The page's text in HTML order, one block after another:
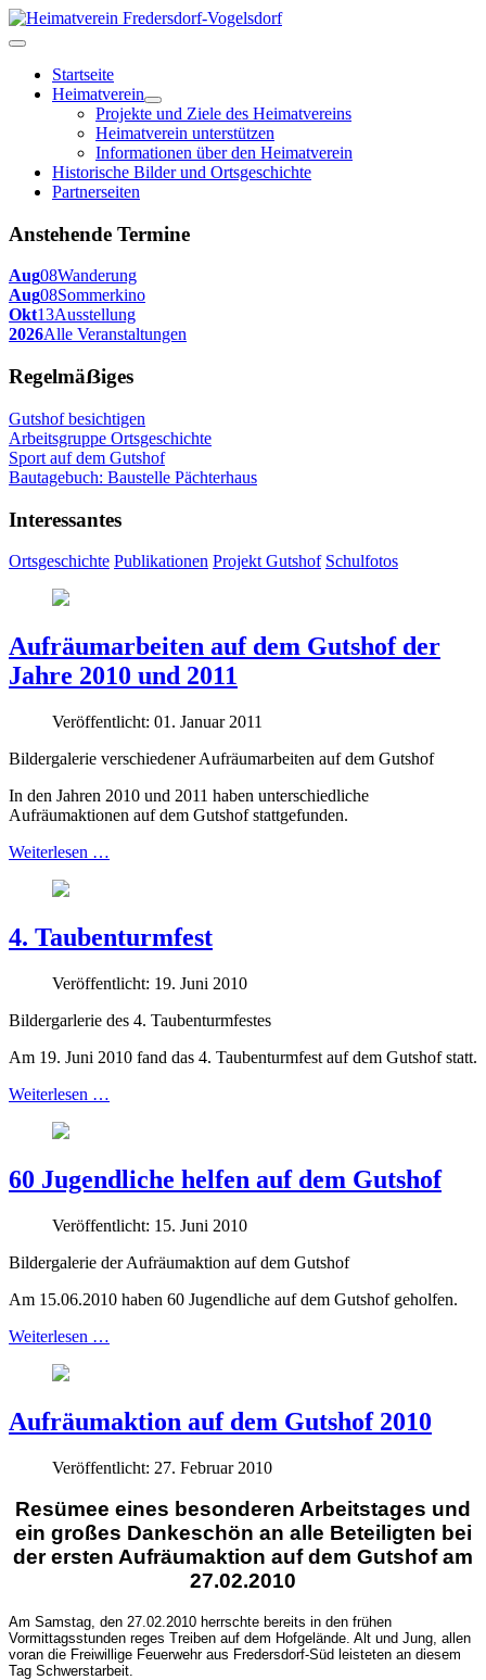
Startseite
Heimatverein
Projekte und Ziele des Heimatvereins
Heimatverein unterstützen
Informationen über den Heimatverein
Historische Bilder und Ortsgeschichte
Partnerseiten
Anstehende Termine
Aug08Wanderung
Aug08Sommerkino
Okt13Ausstellung
2026Alle Veranstaltungen
Regelmäẞiges
Gutshof besichtigen
Arbeitsgruppe Ortsgeschichte
Sport auf dem Gutshof
Bautagebuch: Baustelle Pächterhaus
Interessantes
Ortsgeschichte Publikationen Projekt Gutshof Schulfotos
Aufräumarbeiten auf dem Gutshof der
Jahre 2010 und 2011
Veröffentlicht: 01. Januar 2011
Bildergalerie verschiedener Aufräumarbeiten auf dem Gutshof
In den Jahren 2010 und 2011 haben unterschiedliche
Aufräumaktionen auf dem Gutshof stattgefunden.
Weiterlesen …
4. Taubenturmfest
Veröffentlicht: 19. Juni 2010
Bildergarlerie des 4. Taubenturmfestes
Am 19. Juni 2010 fand das 4. Taubenturmfest auf dem Gutshof statt.
Weiterlesen …
60 Jugendliche helfen auf dem Gutshof
Veröffentlicht: 15. Juni 2010
Bildergalerie der Aufräumaktion auf dem Gutshof
Am 15.06.2010 haben 60 Jugendliche auf dem Gutshof geholfen.
Weiterlesen …
Aufräumaktion auf dem Gutshof 2010
Veröffentlicht: 27. Februar 2010
Resümee eines besonderen Arbeitstages und
ein großes Dankeschön an alle Beteiligten bei
der ersten Aufräumaktion auf dem Gutshof am
27.02.2010
Am Samstag, den 27.02.2010 herrschte bereits in den frühen
Vormittagsstunden reges Treiben auf dem Hofgelände. Alt und Jung, allen
voran die Freiwillige Feuerwehr aus Fredersdorf-Süd leisteten an diesem
Tag Schwerstarbeit.